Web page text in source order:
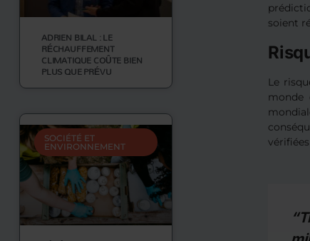
ADRIEN BILAL : LE
RÉCHAUFFEMENT
CLIMATIQUE COÛTE BIEN
PLUS QUE PRÉVU
SOCIÉTÉ ET
ENVIRONNEMENT
soient
Le
monde